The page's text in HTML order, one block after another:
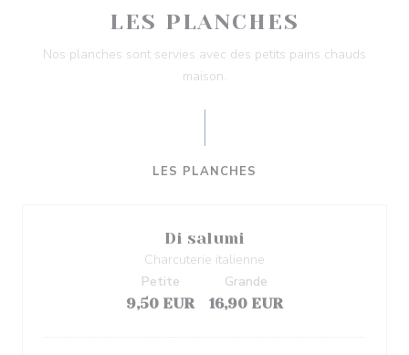
LES PLANCHES
Nos planches sont servies avec des petits pains chauds
maison.
LES PLANCHES
Di salumi
Charcuterie italienne
9,50 EUR
Petite
16,90 EUR
Grande